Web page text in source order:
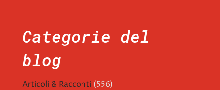
Categorie del
blog
Articoli & Racconti (556)